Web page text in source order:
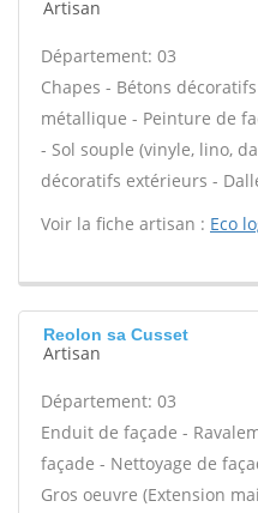
Artisan
Département: 03
Chapes - Bétons
métallique - Peinture de
- Sol souple (vinyle, lino,
décoratifs extérieurs -
Voir la fiche artisan : Eco
Reolon sa Cusset
Artisan
Département: 03
Enduit de façade -
façade - Nettoyage de
Gros oeuvre (Extension